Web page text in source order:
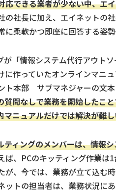
応できる業者が少ない中、エ
の社長に加え、エイネット
に柔軟かつ即座に回答する姿
が「情報システム代行アウト
に作っていたオンラインマニ
ト本部 サブマネジャーの文
質問なしで業務を開始したこ
マニュアルだけでは解決が難
ティングのメンバーは、情報
ば、PCのキッティング作業は
が、今では、業務が立て込む
ットの担当者は、業務状況に